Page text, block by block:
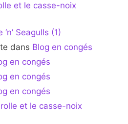
et le casse-noix
‘n’ Seagulls (1)
dans Blog en congés
en congés
en congés
en congés
et le casse-noix